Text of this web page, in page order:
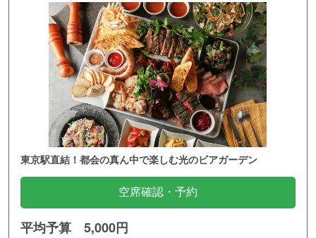
東京駅直結！都会の真ん中で楽しむ光のビアガーデン
空席確認・予約
平均予算 5,000円